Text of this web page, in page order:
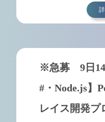
※急募 9日
#・Node.js】
レイス開発プ